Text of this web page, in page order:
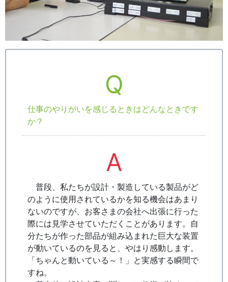
Q
仕事のやりがいを感じるときはどんなときです
か？
A
普段、私たちが設計・製造している製品がど
のように使用されているかを知る機会はあまり
ないのですが、お客さまの会社へ出張に行った
際には見学させていただくことがあります。自
分たちが作った部品が組み込まれた巨大な装置
が動いているのを見ると、やはり感動します。
「ちゃんと動いている～！」と実感する瞬間で
すね。